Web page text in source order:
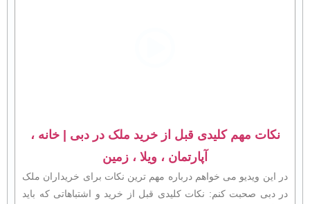
نکات مهم کلیدی قبل از خرید ملک در دبی | خانه ،
آپارتمان ، ویلا ، زمین
در این ویدیو می‌ خواهم درباره مهم‌ ترین نکات برای خریداران ملک
در دبی صحبت کنم: نکات کلیدی قبل از خرید و اشتباهاتی که باید